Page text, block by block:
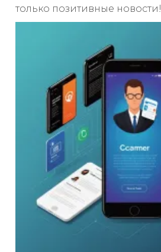
только позитивные новости!